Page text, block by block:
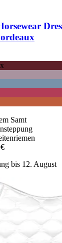
Samt
bis 12. August